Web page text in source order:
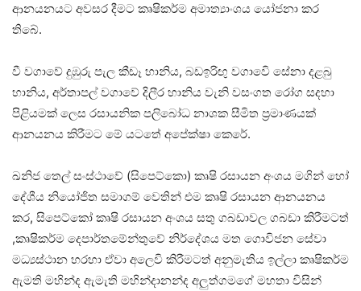
ආනයනයට අවසර දීමට කෘෂිකර්ම අමාත්‍යාංශය යෝජනා කර
තිබේ.
වී වගාවේ දුඹුරු පැල කීඩෑ හානිය, බඩඉරිඟු වගාවෙි සේනා දළබු
හානිය, අර්තාපල් වගාවේ දිලීර හානිය වැනි වසංගත රෝග සදහා
පිළියමක් ලෙස රසායනික පලිබෝධ නාශක සීමිත ප්‍රමාණයක්
ආනයනය කිරීමට මේ යටතේ අපේක්ෂා කෙරේ.
ඛනිජ තෙල් සංස්ථාවේ (සිපෙට්කො) කෘෂි රසායන අංශය මගින් හෝ
දේශීය නියෝජිත සමාගම් වෙතින් එම කෘෂි රසායන ආනයනය
කර, සිපෙට්කෝ කෘෂි රසායන අංශය සතු ගබඩාවල ගබඩා කිරීමටත්
,කෘෂිකර්ම දෙපාර්තමේන්තුවේ නිර්දේශය මත ගොවිජන සේවා
මධ්‍යස්ථාන හරහා ඒවා අලෙවි කිරීමටත් අනුමැතිය ඉල්ලා කෘෂිකර්ම
ඇමති මහින්ද ඇමැති මහින්දානන්ද අලුත්ගමගේ මහතා විසින්